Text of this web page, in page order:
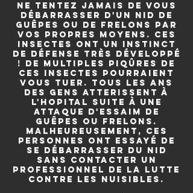
Ne tentez jamais de vous
débarrasser d'un nid de
guêpes ou de frelons par
vos propres moyens. Ces
insectes ont un instinct
de défense très développé
! De multiples piqûres de
ces insectes pourraient
vous tuer. Tous les ans
des gens atterissent à
l'hopital suite à une
attaque d'essaim de
guêpes ou frelons.
Malheureusement, ces
personnes ont essayé de
se débarrasser du nid
sans contacter un
professionnel de la lutte
contre les nuisibles.